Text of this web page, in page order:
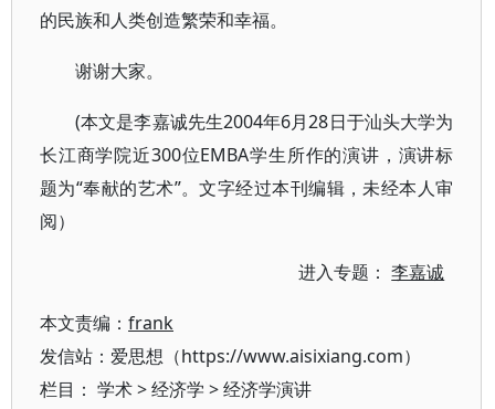
的民族和人类创造繁荣和幸福。
谢谢大家。
(本文是李嘉诚先生2004年6月28日于汕头大学为
长江商学院近300位EMBA学生所作的演讲，演讲标
题为“奉献的艺术”。文字经过本刊编辑，未经本人审
阅）
进入专题：李嘉诚
本文责编： frank
发信站：爱思想（https://www.aisixiang.com）
栏目： 学术>经济学 >经济学演讲